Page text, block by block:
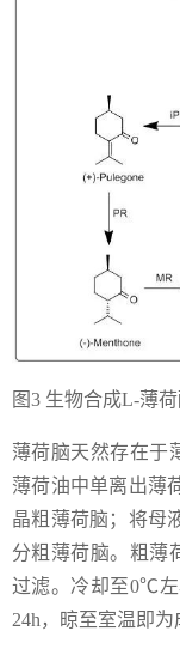
图3 生物合成L-薄
薄荷脑天然存在于
薄荷油中单离出薄
晶粗薄荷脑；将母
分粗薄荷脑。粗薄
过滤。冷却至0℃
24h，晾至室温即为